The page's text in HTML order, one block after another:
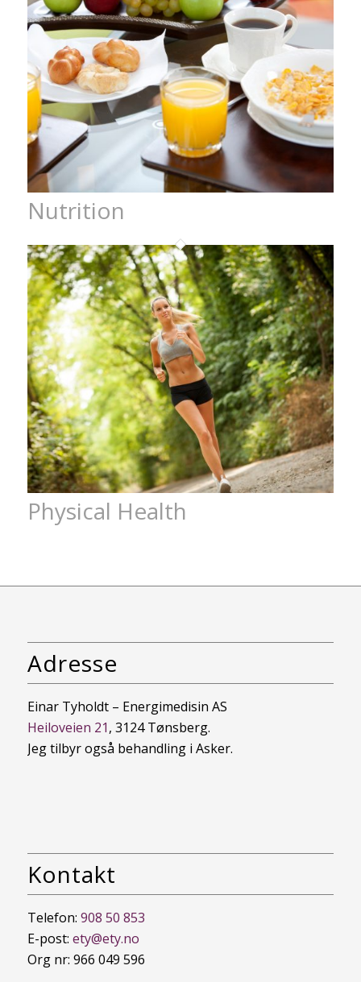
Nutrition
Physical Health
Adresse
Einar Tyholdt – Energimedisin AS
Heiloveien 21, 3124 Tønsberg.
Jeg tilbyr også behandling i Asker.
Kontakt
Telefon: 908 50 853
E-post: ety@ety.no
Org nr: 966 049 596